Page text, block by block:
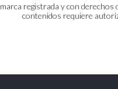
registrada y con
contenidos requiere